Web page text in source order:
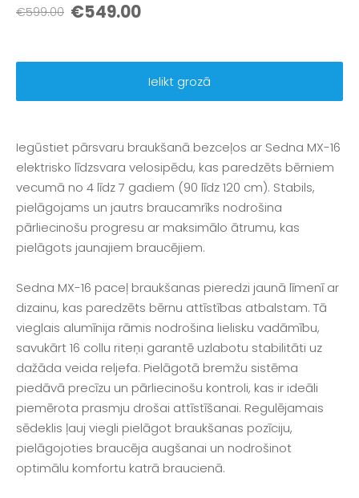
€599.00 €549.00
Ielikt grozā
Iegūstiet pārsvaru braukšanā bezceļos ar Sedna MX-16
elektrisko līdzsvara velosipēdu, kas paredzēts bērniem
vecumā no 4 līdz 7 gadiem (90 līdz 120 cm). Stabils,
pielāgojams un jautrs braucamrīks nodrošina
pārliecinošu progresu ar maksimālo ātrumu, kas
pielāgots jaunajiem braucējiem.
Sedna MX-16 paceļ braukšanas pieredzi jaunā līmenī ar
dizainu, kas paredzēts bērnu attīstības atbalstam. Tā
vieglais alumīnija rāmis nodrošina lielisku vadāmību,
savukārt 16 collu riteņi garantē uzlabotu stabilitāti uz
dažāda veida reljefa. Pielāgotā bremžu sistēma
piedāvā precīzu un pārliecinošu kontroli, kas ir ideāli
piemērota prasmju drošai attīstīšanai. Regulējamais
sēdeklis ļauj viegli pielāgot braukšanas pozīciju,
pielāgojoties braucēja augšanai un nodrošinot
optimālu komfortu katrā braucienā.